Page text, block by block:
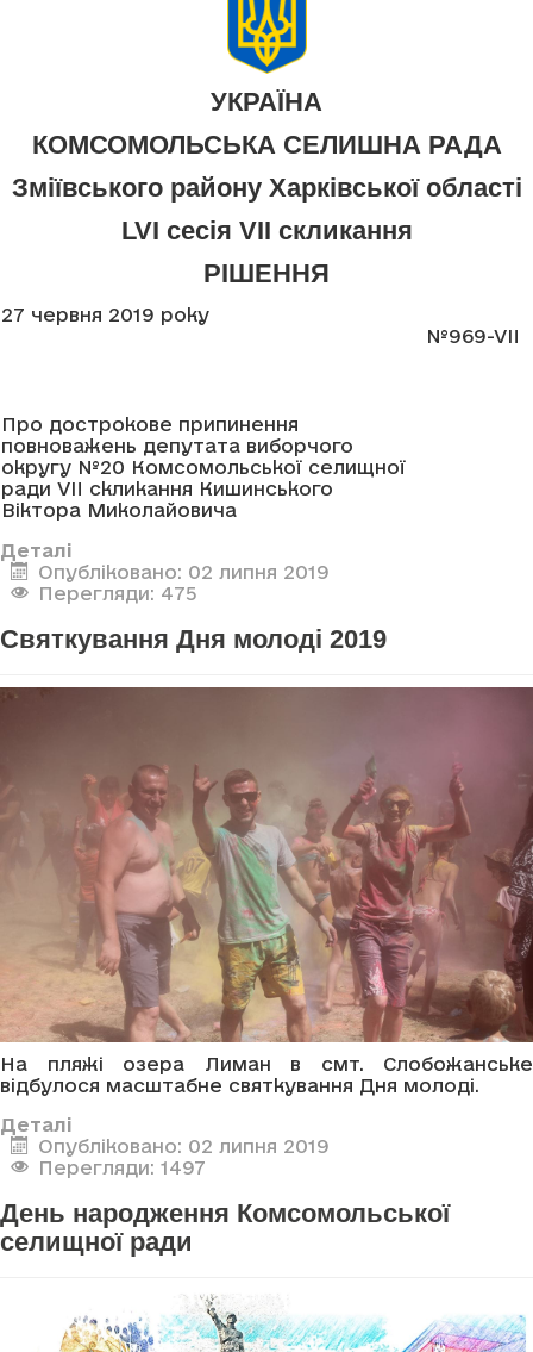
УКРАЇНА
КОМСОМОЛЬСЬКА СЕЛИШНА РАДА
Зміївського району Харківської області
LVI сесія VII скликання
РІШЕННЯ
27 червня 2019 року
№969-VII
Про дострокове припинення
повноважень депутата виборчого
округу №20 Комсомольської селищної
ради VII скликання Кишинського
Віктора Миколайовича
Деталі
Опубліковано: 02 липня 2019
Перегляди: 475
Святкування Дня молоді 2019
На пляжі озера Лиман в смт. Слобожанське
відбулося масштабне святкування Дня молоді.
Деталі
Опубліковано: 02 липня 2019
Перегляди: 1497
День народження Комсомольської
селищної ради